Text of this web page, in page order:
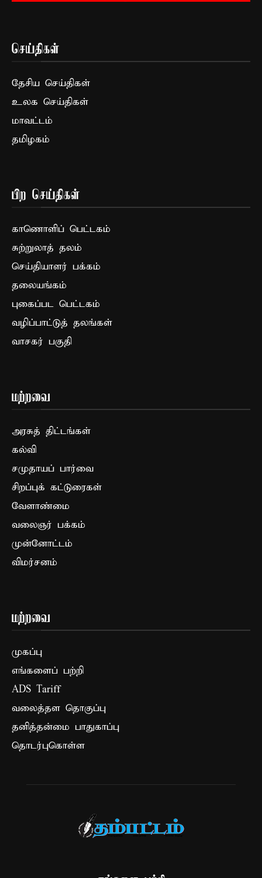
செய்திகள்
தேசிய செய்திகள்
உலக செய்திகள்
மாவட்டம்
தமிழகம்
பிற செய்திகள்
காணொளிப் பெட்டகம்
சுற்றுலாத் தலம்
செய்தியாளர் பக்கம்
தலையங்கம்
புகைப்பட பெட்டகம்
வழிப்பாட்டுத் தலங்கள்
வாசகர் பகுதி
மற்றவை
அரசுத் திட்டங்கள்
கல்வி
சமுதாயப் பார்வை
சிறப்புக் கட்டுரைகள்
வேளாண்மை
வலைஞர் பக்கம்
முன்னோட்டம்
விமர்சனம்
மற்றவை
முகப்பு
எங்களைப் பற்றி
ADS Tariff
வலைத்தள தொகுப்பு
தனித்தன்மை பாதுகாப்பு
தொடர்புகொள்ள